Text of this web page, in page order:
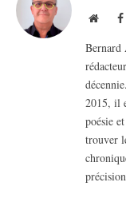
Bernard
2015, il
poésie
trouver